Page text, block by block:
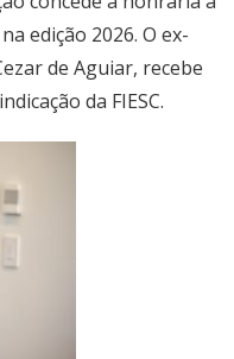
edição 2026. O ex-
de Aguiar, recebe
da FIESC.